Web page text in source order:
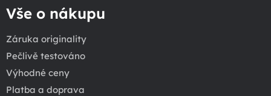
Vše o nákupu
Záruka originality
Pečlivě testováno
Výhodné ceny
Platba a doprava